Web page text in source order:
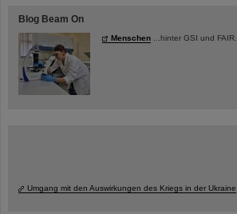
Blog Beam On
Menschen ...hinter GSI und FAIR.
Umgang mit den Auswirkungen des Kriegs in der Ukraine